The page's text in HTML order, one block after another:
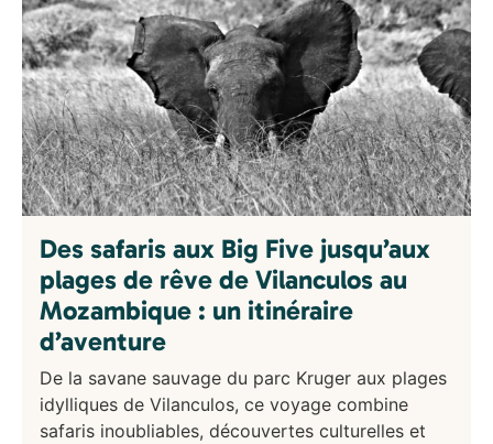
Des safaris aux Big Five jusqu’aux
plages de rêve de Vilanculos au
Mozambique : un itinéraire
d’aventure
De la savane sauvage du parc Kruger aux plages
idylliques de Vilanculos, ce voyage combine
safaris inoubliables, découvertes culturelles et